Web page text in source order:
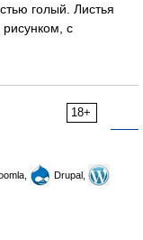
голый. Листья
с
18+
Drupal,